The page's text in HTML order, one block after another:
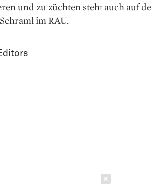
und zu züchten steht auch auf
im RAU.